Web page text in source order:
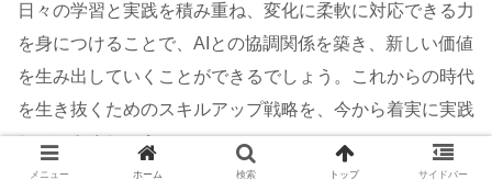
日々の学習と実践を積み重ね、変化に柔軟に対応できる力
を身につけることで、AIとの協調関係を築き、新しい価値
を生み出していくことができるでしょう。これからの時代
を生き抜くためのスキルアップ戦略を、今から着実に実践
していきましょう。
メニュー ホーム 検索 トップ サイドバー